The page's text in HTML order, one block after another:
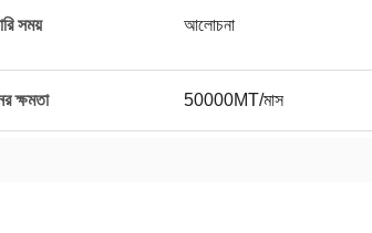
সময় আলোচনা
ক্ষমতা 50000MT/মাস